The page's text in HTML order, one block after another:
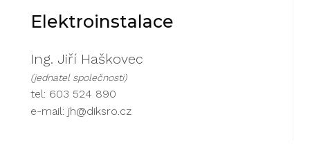
Elektroinstalace
Ing. Jiří Haškovec
(jednatel společnosti)
tel: 603 524 890
e-mail: jh@diksro.cz